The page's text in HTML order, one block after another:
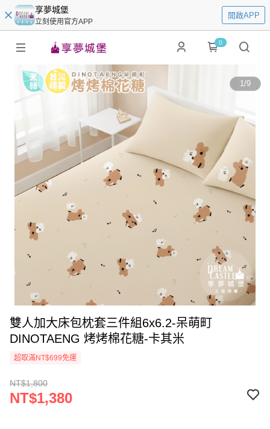
享夢城堡
立刻使用官方APP
開啟APP
0
1/9
雙人加大床包枕套三件組6x6.2-呆萌町
DINOTAENG 烤烤棉花糖-卡其米
超取滿NT$699免運
NT$1,800
NT$1,380